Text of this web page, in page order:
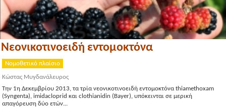
Νεονικοτινοειδή εντομοκτόνα
Νομοθετικό πλαίσιο
Κώστας Μυγδανάλευρος
Την 1η Δεκεμβρίου 2013, τα τρία νεονικοτινοειδή εντομοκτόνα thiamethoxam
(Syngenta), imidacloprid και clothianidin (Bayer), υπόκεινται σε μερική
απαγόρευση δύο ετών...